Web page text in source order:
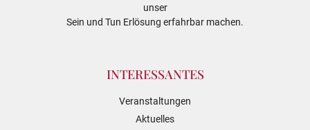
unser
Sein und Tun Erlösung erfahrbar machen.
INTERESSANTES
Veranstaltungen
Aktuelles